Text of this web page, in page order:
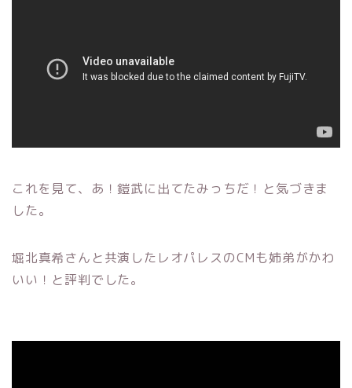
これを見て、あ！鎧武に出てたみっちだ！と気づきま
した。
堀北真希さんと共演したレオパレスのCMも姉弟がかわ
いい！と評判でした。